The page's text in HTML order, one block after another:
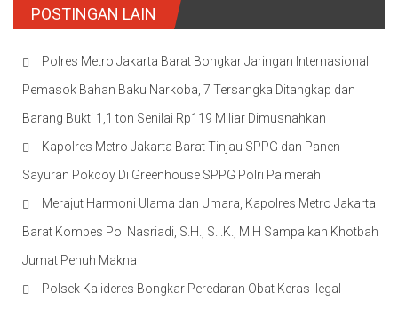
POSTINGAN LAIN
Polres Metro Jakarta Barat Bongkar Jaringan Internasional
Pemasok Bahan Baku Narkoba, 7 Tersangka Ditangkap dan
Barang Bukti 1,1 ton Senilai Rp119 Miliar Dimusnahkan
Kapolres Metro Jakarta Barat Tinjau SPPG dan Panen
Sayuran Pokcoy Di Greenhouse SPPG Polri Palmerah
Merajut Harmoni Ulama dan Umara, Kapolres Metro Jakarta
Barat Kombes Pol Nasriadi, S.H., S.I.K., M.H Sampaikan Khotbah
Jumat Penuh Makna
Polsek Kalideres Bongkar Peredaran Obat Keras Ilegal